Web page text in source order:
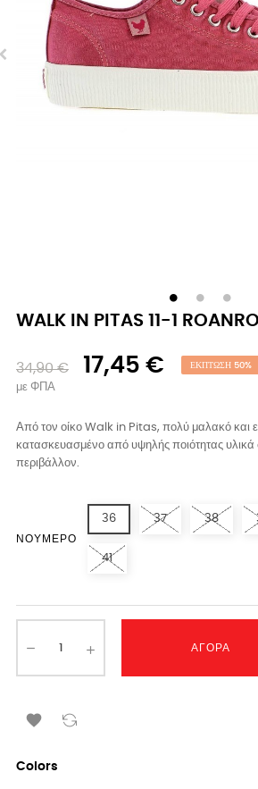
WALK IN PITAS 11-1
34,90 € 17,45 € ΈΚΠΤΩΣΗ 50%
με ΦΠΑ
Από τον οίκο Walk in Pitas, πολύ μαλακό και
κατασκευασμένο από υψηλής ποιότητας υλικά
περιβάλλον.
ΝΟΎΜΕΡΟ
36 37 38
41
ΑΓΟΡΆ

Colors